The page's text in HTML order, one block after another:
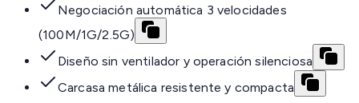
Negociación automática 3 velocidades
(100M/1G/2.5G)
Diseño sin ventilador y operación silenciosa
Carcasa metálica resistente y compacta